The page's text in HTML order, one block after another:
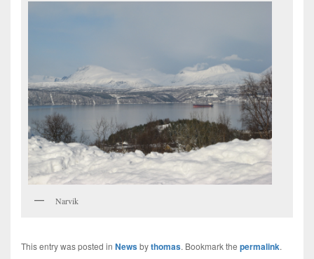
Narvik
This entry was posted in Newsbythomas. Bookmark the permalink.